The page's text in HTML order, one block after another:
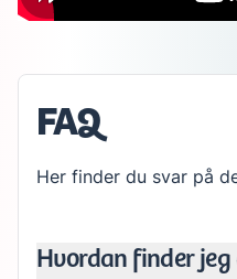
FAQ
Her finder du svar på
Hvordan finder jeg